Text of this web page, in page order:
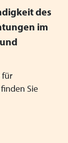
des
im
für
Sie